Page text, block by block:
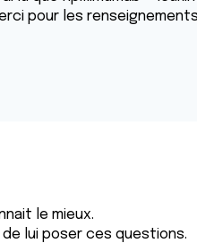
pour les
le mieux.
lui poser ces questions.